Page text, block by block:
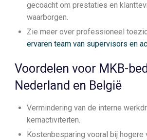
gecoacht om prestaties en
waarborgen.
Zie meer over professioneel
ervaren team van supervisors en
Voordelen voor MKB-
Nederland en België
Vermindering van de interne
kernactiviteiten.
Kostenbesparing vooral bij hogere